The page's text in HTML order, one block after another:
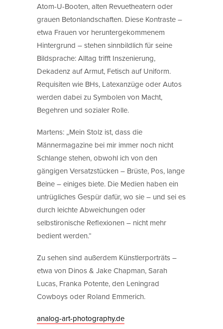
Atom-U-Booten, alten Revuetheatern oder
grauen Betonlandschaften. Diese Kontraste –
etwa Frauen vor heruntergekommenem
Hintergrund – stehen sinnbildlich für seine
Bildsprache: Alltag trifft Inszenierung,
Dekadenz auf Armut, Fetisch auf Uniform.
Requisiten wie BHs, Latexanzüge oder Autos
werden dabei zu Symbolen von Macht,
Begehren und sozialer Rolle.
Martens: „Mein Stolz ist, dass die
Männermagazine bei mir immer noch nicht
Schlange stehen, obwohl ich von den
gängigen Versatzstücken – Brüste, Pos, lange
Beine – einiges biete. Die Medien haben ein
untrügliches Gespür dafür, wo sie – und sei es
durch leichte Abweichungen oder
selbstironische Reflexionen – nicht mehr
bedient werden.“
Zu sehen sind außerdem Künstlerporträts –
etwa von Dinos & Jake Chapman, Sarah
Lucas, Franka Potente, den Leningrad
Cowboys oder Roland Emmerich.
analog-art-photography.de